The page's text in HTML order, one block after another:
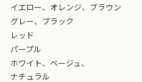
イエロー、オレンジ、ブラウン
グレー、ブラック
レッド
パープル
ホワイト、ベージュ、
ナチュラル